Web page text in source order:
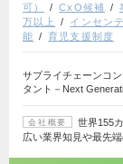
可）
CxO候補
万以上
インセン
能
育児支援制度
サプライチェーンコ
タント－Next
会社概要
世界155
広い業界知見や最先